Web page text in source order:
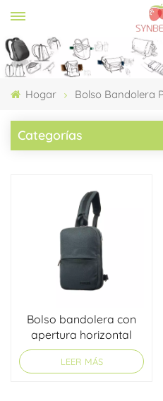
Hogar Bolso Bandolera
Categorías
Bolso bandolera con
apertura horizontal
LEER MÁS